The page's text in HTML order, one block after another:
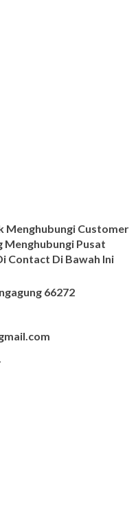
Customer
Menghubungi Pusat
66272